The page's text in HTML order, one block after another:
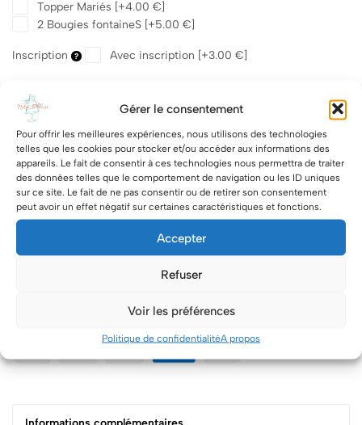
Gérer le consentement
Pour offrir les meilleures expériences, nous utilisons des technologies
telles que les cookies pour stocker et/ou accéder aux informations des
appareils. Le fait de consentir à ces technologies nous permettra de traiter
des données telles que le comportement de navigation ou les ID uniques
sur ce site. Le fait de ne pas consentir ou de retirer son consentement
peut avoir un effet négatif sur certaines caractéristiques et fonctions.
Accepter
Refuser
Voir les préférences
Politique de confidentialitéA propos
Topper Mariés [+4.00 €]
2 Bougies fontaineS [+5.00 €]
Inscription Avec inscription [+3.00 €]
Quantity:
Ajouter au panier